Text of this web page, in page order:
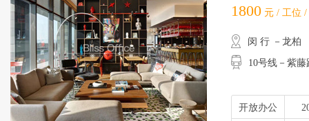
1800 元 / 工位
闵 行 －龙柏
10号线－紫藤
开放办公